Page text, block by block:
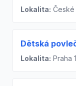
Lokalita:
Dětská
Lokalita: Praha